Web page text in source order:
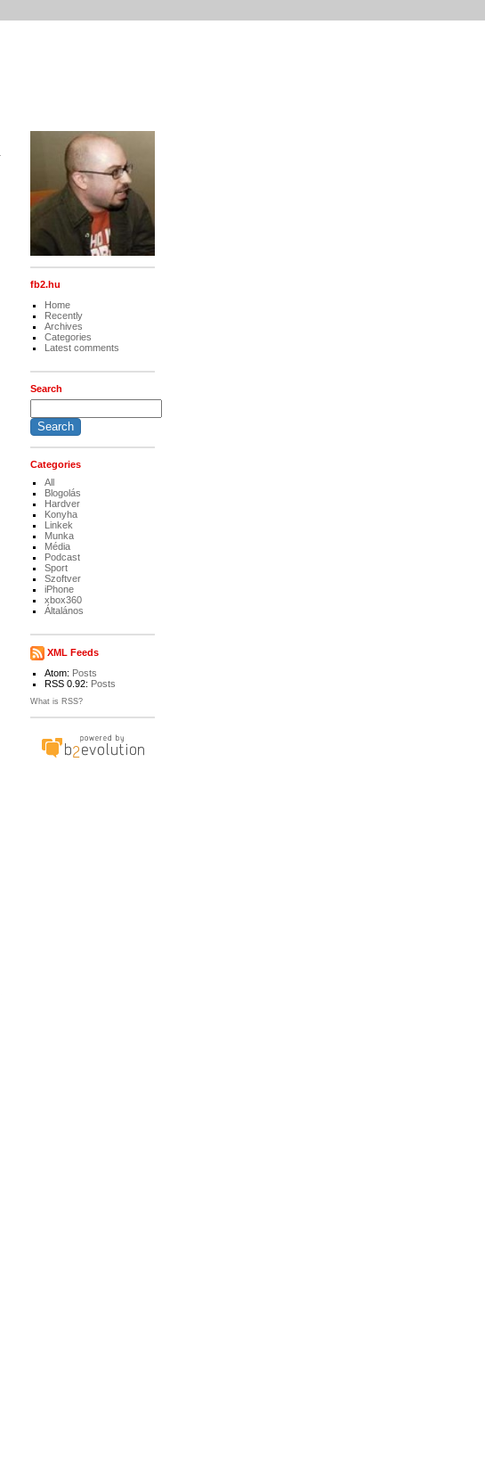
fb2.hu
Home
Recently
Archives
Categories
Latest comments
Search
Categories
All
Blogolás
Hardver
Konyha
Linkek
Munka
Média
Podcast
Sport
Szoftver
iPhone
xbox360
Általános
XML Feeds
Atom: Posts
RSS 0.92: Posts
What is RSS?